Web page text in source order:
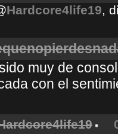
Hardcore4life19,
muy de
con el